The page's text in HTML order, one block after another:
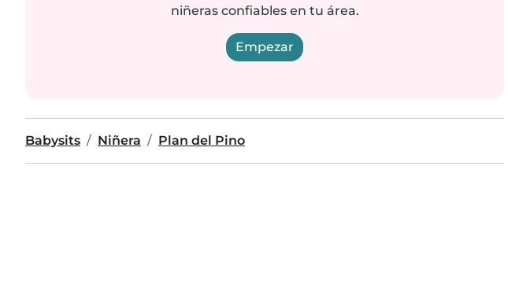
niñeras confiables en tu área.
Empezar
Babysits Niñera Plan del Pino